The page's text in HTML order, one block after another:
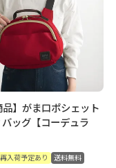
品】がま口ポシェット
ッグ【コーデュラ
再入荷予定あり
送料無料